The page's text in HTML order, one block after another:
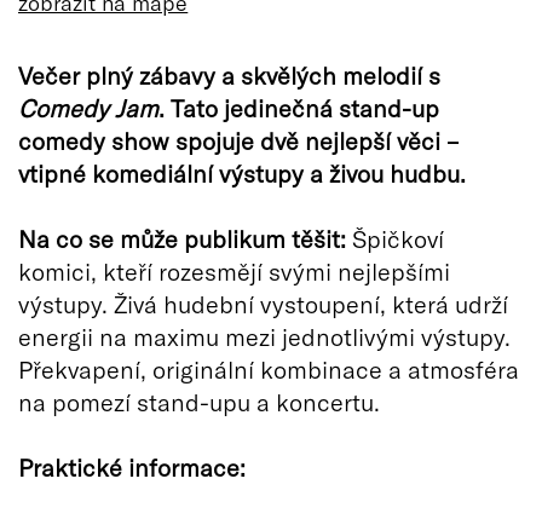
Večer plný zábavy a skvělých melodií s
Comedy Jam. Tato jedinečná stand-up
comedy show spojuje dvě nejlepší věci –
vtipné komediální výstupy a živou hudbu.
Na co se může publikum těšit: Špičkoví
komici, kteří rozesmějí svými nejlepšími
výstupy. Živá hudební vystoupení, která udrží
energii na maximu mezi jednotlivými výstupy.
Překvapení, originální kombinace a atmosféra
na pomezí stand-upu a koncertu.
Praktické informace: